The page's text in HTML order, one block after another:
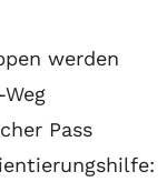
werden
Pass